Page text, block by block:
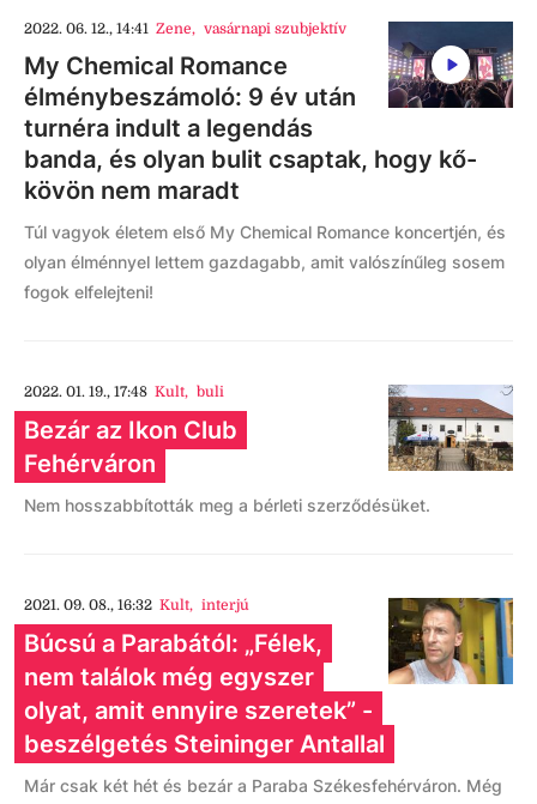
2022. 06. 12., 14:41 Zene, vasárnapi szubjektív
My Chemical Romance
élménybeszámoló: 9 év után
turnéra indult a legendás
banda, és olyan bulit csaptak, hogy kő-
kövön nem maradt
Túl vagyok életem első My Chemical Romance koncertjén, és
olyan élménnyel lettem gazdagabb, amit valószínűleg sosem
fogok elfelejteni!
2022. 01. 19., 17:48 Kult, buli
Bezár az Ikon Club
Fehérváron
Nem hosszabbították meg a bérleti szerződésüket.
2021. 09. 08., 16:32 Kult, interjú
Búcsú a Parabától: „Félek,
nem találok még egyszer
olyat, amit ennyire szeretek” -
beszélgetés Steininger Antallal
Már csak két hét és bezár a Paraba Székesfehérváron. Még